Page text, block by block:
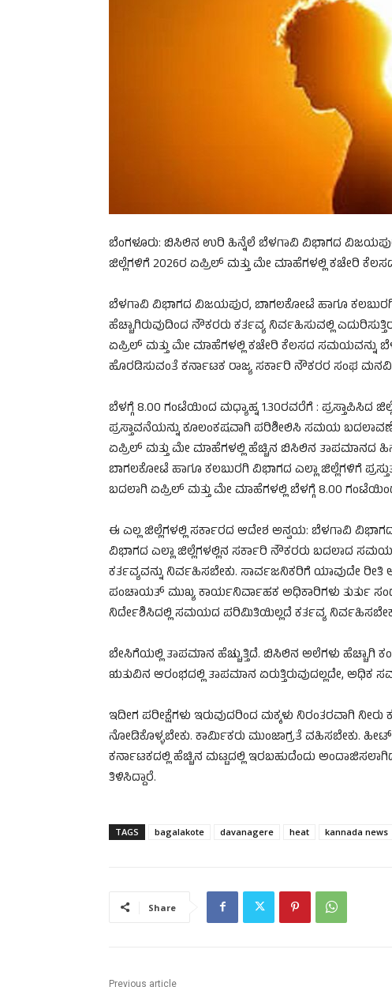
ಬೆಂಗಳೂರು: ಬಿಸಿಲಿನ ಉರಿ ಹಿನ್ನೆಲೆ ಬೆಳಗಾವಿ ವಿಭಾಗದ
ಜಿಲ್ಲೆಗಳಿಗೆ 2026ರ ಏಪ್ರಿಲ್ ಮತ್ತು ಮೇ ಮಾಹೆಗಳಲ್ಲಿ ಕಚೇರಿ
ಬೆಳಗಾವಿ ವಿಭಾಗದ ವಿಜಯಪುರ, ಬಾಗಲಕೋಟೆ ಹಾಗೂ
ಹೆಚ್ಚಾಗಿರುವುದಿಂದ ನೌಕರರು ಕರ್ತವ್ಯ ನಿರ್ವಹಿಸುವಲ್ಲಿ
ಏಪ್ರಿಲ್ ಮತ್ತು ಮೇ ಮಾಹೆಗಳಲ್ಲಿ ಕಚೇರಿ ಕೆಲಸದ ಸಮಯವನ್ನು
ಹೊರಡಿಸುವಂತೆ ಕರ್ನಾಟಕ ರಾಜ್ಯ ಸರ್ಕಾರಿ ನೌಕರರ ಸಂಘ ಮನವಿ
ಬೆಳಗ್ಗೆ 8.00 ಗಂಟೆಯಿಂದ ಮಧ್ಯಾಹ್ನ 1.30ರವರೆಗೆ : ಪ್ರಸ್ತಾಪಿಸಿದ
ಪ್ರಸ್ತಾವನೆಯನ್ನು ಕೂಲಂಕಷವಾಗಿ ಪರಿಶೀಲಿಸಿ ಸಮಯ
ಏಪ್ರಿಲ್ ಮತ್ತು ಮೇ ಮಾಹೆಗಳಲ್ಲಿ ಹೆಚ್ಚಿನ ಬಿಸಿಲಿನ ತಾಪಮಾನದ
ಬಾಗಲಕೋಟೆ ಹಾಗೂ ಕಲಬುರಗಿ ವಿಭಾಗದ ಎಲ್ಲಾ ಜಿಲ್ಲೆಗಳಿಗೆ
ಬದಲಾಗಿ ಏಪ್ರಿಲ್ ಮತ್ತು ಮೇ ಮಾಹೆಗಳಲ್ಲಿ ಬೆಳಗ್ಗೆ 8.00
ಈ ಎಲ್ಲ ಜಿಲ್ಲೆಗಳಲ್ಲಿ ಸರ್ಕಾರದ ಆದೇಶ ಅನ್ವಯ: ಬೆಳಗಾವಿ
ವಿಭಾಗದ ಎಲ್ಲಾ ಜಿಲ್ಲೆಗಳಲ್ಲಿನ ಸರ್ಕಾರಿ ನೌಕರರು ಬದಲಾದ
ಕರ್ತವ್ಯವನ್ನು ನಿರ್ವಹಿಸಬೇಕು. ಸಾರ್ವಜನಿಕರಿಗೆ ಯಾವುದೇ ರೀತಿ
ಪಂಚಾಯತ್‌ ಮುಖ್ಯ ಕಾರ್ಯನಿರ್ವಾಹಕ ಅಧಿಕಾರಿಗಳು ತುರ್ತು
ನಿರ್ದೇಶಿಸಿದಲ್ಲಿ ಸಮಯದ ಪರಿಮಿತಿಯಿಲ್ಲದೆ ಕರ್ತವ್ಯ
ಬೇಸಿಗೆಯಲ್ಲಿ ತಾಪಮಾನ ಹೆಚ್ಚುತ್ತಿದೆ. ಬಿಸಿಲಿನ ಅಲೆಗಳು ಹೆಚ್ಚಾಗಿ
ಋತುವಿನ ಆರಂಭದಲ್ಲಿ ತಾಪಮಾನ ಏರುತ್ತಿರುವುದಲ್ಲದೇ,
ಇದೀಗ ಪರೀಕ್ಷೆಗಳು ಇರುವುದರಿಂದ ಮಕ್ಕಳು ನಿರಂತರವಾಗಿ
ನೋಡಿಕೊಳ್ಳಬೇಕು. ಕಾರ್ಮಿಕರು ಮುಂಜಾಗ್ರತೆ ವಹಿಸಬೇಕು.
ಕರ್ನಾಟಕದಲ್ಲಿ ಹೆಚ್ಚಿನ ಮಟ್ಟದಲ್ಲಿ ಇರಬಹುದೆಂದು
ತಿಳಿಸಿದ್ದಾರೆ.
TAGS bagalakote davanagere heat kannada news
Share
Previous article